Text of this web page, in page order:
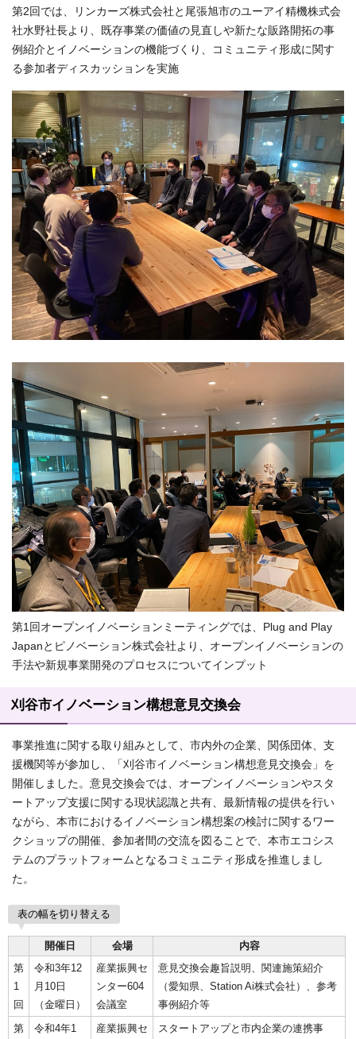
第2回では、リンカーズ株式会社と尾張旭市のユーアイ精機株式会
社水野社長より、既存事業の価値の見直しや新たな販路開拓の事
例紹介とイノベーションの機能づくり、コミュニティ形成に関す
る参加者ディスカッションを実施
第1回オープンイノベーションミーティングでは、Plug and Play
Japanとピノベーション株式会社より、オープンイノベーションの
手法や新規事業開発のプロセスについてインプット
刈谷市イノベーション構想意見交換会
事業推進に関する取り組みとして、市内外の企業、関係団体、支
援機関等が参加し、「刈谷市イノベーション構想意見交換会」を
開催しました。意見交換会では、オープンイノベーションやスタ
ートアップ支援に関する現状認識と共有、最新情報の提供を行い
ながら、本市におけるイノベーション構想案の検討に関するワー
クショップの開催、参加者間の交流を図ることで、本市エコシス
テムのプラットフォームとなるコミュニティ形成を推進しまし
た。
表の幅を切り替える
開催日 会場
内容
第
1
回
令和3年12
月10日
（金曜日）
産業振興セ
ンター604
会議室
意見交換会趣旨説明、関連施策紹介
（愛知県、Station Ai株式会社）、参考
事例紹介等
第
令和4年1
産業振興セ
スタートアップと市内企業の連携事